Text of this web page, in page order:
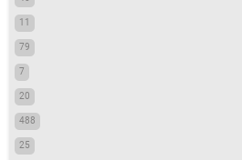
11
79
7
20
488
25